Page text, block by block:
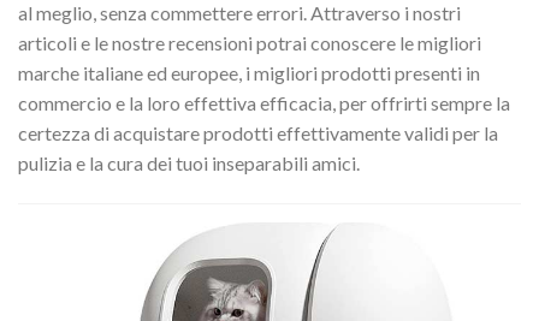
al meglio, senza commettere errori. Attraverso i nostri
articoli e le nostre recensioni potrai conoscere le migliori
marche italiane ed europee, i migliori prodotti presenti in
commercio e la loro effettiva efficacia, per offrirti sempre la
certezza di acquistare prodotti effettivamente validi per la
pulizia e la cura dei tuoi inseparabili amici.